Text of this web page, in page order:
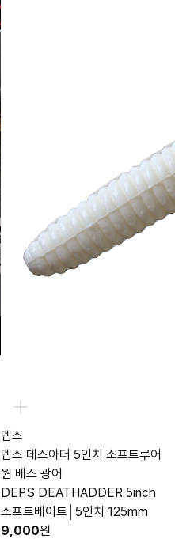
뎁스
뎁스 데스아더 5인치 소프트루어
웜 배스 광어
DEPS DEATHADDER 5inch
소프트베이트│5인치 125mm
9,000원